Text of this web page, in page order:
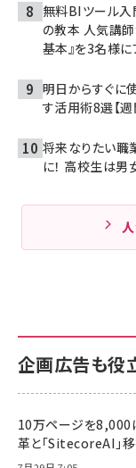
無料BIツール入
の教本 人気講
基本』を3名様に
明日からすぐ
す活用術8選【週
将来なりたい
に！ 高校生は男
企画広告も役
10万ページを8,000
革と「SitecoreAI」